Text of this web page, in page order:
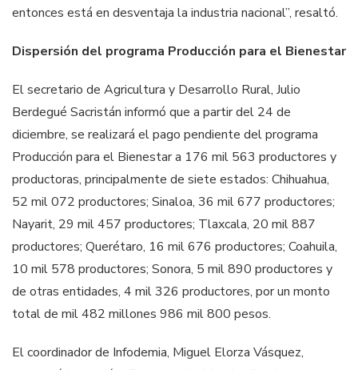
entonces está en desventaja la industria nacional”, resaltó.
Dispersión del programa Producción para el Bienestar
El secretario de Agricultura y Desarrollo Rural, Julio
Berdegué Sacristán informó que a partir del 24 de
diciembre, se realizará el pago pendiente del programa
Producción para el Bienestar a 176 mil 563 productores y
productoras, principalmente de siete estados: Chihuahua,
52 mil 072 productores; Sinaloa, 36 mil 677 productores;
Nayarit, 29 mil 457 productores; Tlaxcala, 20 mil 887
productores; Querétaro, 16 mil 676 productores; Coahuila,
10 mil 578 productores; Sonora, 5 mil 890 productores y
de otras entidades, 4 mil 326 productores, por un monto
total de mil 482 millones 986 mil 800 pesos.
El coordinador de Infodemia, Miguel Elorza Vásquez,